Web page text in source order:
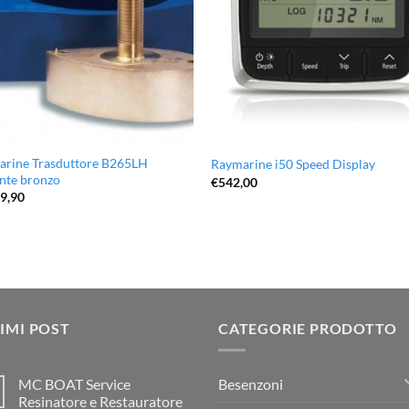
Trasduttore B265LH
bronzo
Raymarine i50 Speed Display
€542,00
POST
MC BOAT Service
Resinatore e Restauratore
CATEGORIE PRODOTTO
Besenzoni